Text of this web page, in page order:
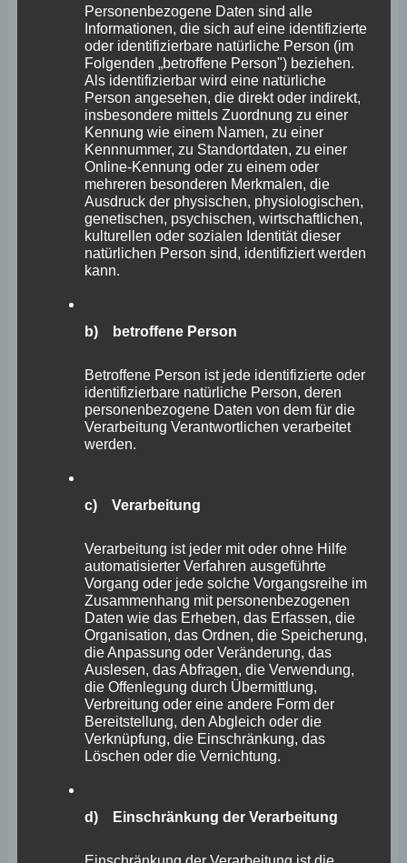
entsprechende Einstellung in Ihrem Browser verhindern.
Zahlreiche Internetseiten und Server verwenden Cookies.
Viele Cookies enthalten eine sogenannte Cookie-ID. Eine
Cookie-ID ist eine eindeutige Kennung des Cookies. Sie
besteht aus einer Zeichenfolge, durch welche
Internetseiten und Server dem konkreten Internetbrowser
zugeordnet werden können, in dem das Cookie
gespeichert wurde. Dies ermöglicht es den besuchten
Internetseiten und Servern, den individuellen Browser der
betroffenen Person von anderen Internetbrowsern, die
andere Cookies enthalten, zu unterscheiden. Ein
bestimmter Internetbrowser kann über die eindeutige
Durch den Einsatz von Cookies kann den Nutzern dieser
Internetseite nutzerfreundlichere Services bereitstellen,
Mittels eines Cookies können die Informationen und
Angebote auf unserer Internetseite im Sinne des
Benutzers optimiert werden. Cookies ermöglichen uns,
wie bereits erwähnt, die Benutzer unserer Internetseite
wiederzuerkennen. Zweck dieser Wiedererkennung ist es,
den Nutzern die Verwendung unserer Internetseite zu
erleichtern. Der Benutzer einer Internetseite, die Cookies
verwendet, muss beispielsweise nicht bei jedem Besuch
der Internetseite erneut seine Zugangsdaten eingeben,
weil dies von der Internetseite und dem auf dem
Computersystem des Benutzers abgelegten Cookie
übernommen wird. Ein weiteres Beispiel ist das Cookie
Personenbezogene Daten sind alle
Informationen, die sich auf eine identifizierte
oder identifizierbare natürliche Person (im
Folgenden „betroffene Person") beziehen.
Als identifizierbar wird eine natürliche
Person angesehen, die direkt oder indirekt,
insbesondere mittels Zuordnung zu einer
Kennung wie einem Namen, zu einer
Kennnummer, zu Standortdaten, zu einer
Online-Kennung oder zu einem oder
mehreren besonderen Merkmalen, die
Ausdruck der physischen, physiologischen,
genetischen, psychischen, wirtschaftlichen,
kulturellen oder sozialen Identität dieser
natürlichen Person sind, identifiziert werden
kann.
b) betroffene Person
Betroffene Person ist jede identifizierte oder
identifizierbare natürliche Person, deren
personenbezogene Daten von dem für die
Verarbeitung Verantwortlichen verarbeitet
werden.
c) Verarbeitung
Verarbeitung ist jeder mit oder ohne Hilfe
automatisierter Verfahren ausgeführte
Vorgang oder jede solche Vorgangsreihe im
Zusammenhang mit personenbezogenen
Daten wie das Erheben, das Erfassen, die
Organisation, das Ordnen, die Speicherung,
die Anpassung oder Veränderung, das
Auslesen, das Abfragen, die Verwendung,
die Offenlegung durch Übermittlung,
Verbreitung oder eine andere Form der
Bereitstellung, den Abgleich oder die
Verknüpfung, die Einschränkung, das
Löschen oder die Vernichtung.
d) Einschränkung der Verarbeitung